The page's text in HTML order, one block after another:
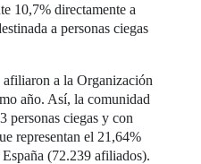
10,7% directamente a
a personas ciegas
afiliaron a la Organización
año. Así, la comunidad
personas ciegas y con
representan el 21,64%
(72.239 afiliados).